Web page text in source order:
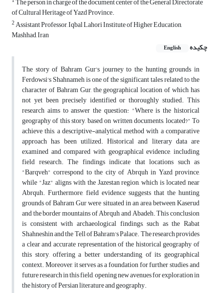
of Cultural Heritage of Yazd Province.
2Assistant Professor, Iqbal Lahori Institute of Higher Education,
Mashhad, Iran
چکیده
English
The story of Bahram Gur's journey to the hunting grounds in
Ferdowsi's Shahnameh is one of the significant tales related to the
character of Bahram Gur, the geographical location of which has
not yet been precisely identified or thoroughly studied. This
research aims to answer the question: "Where is the historical
geography of this story, based on written documents, located?" To
achieve this, a descriptive-analytical method with a comparative
approach has been utilized. Historical and literary data are
examined and compared with geographical evidence, including
field research. The findings indicate that locations such as
"Barqveh" correspond to the city of Abrquh in Yazd province,
while "Jaz" aligns with the Jazestan region, which is located near
Abrquh. Furthermore, field evidence suggests that the hunting
grounds of Bahram Gur were situated in an area between Kaserud
and the border mountains of Abrquh and Abadeh. This conclusion
is consistent with archaeological findings, such as the Rabat
Shahneshin and the Tell of Bahram's Palace. The research provides
a clear and accurate representation of the historical geography of
this story, offering a better understanding of its geographical
context. Moreover, it serves as a foundation for further studies and
future research in this field, opening new avenues for exploration in
the history of Persian literature and geography.